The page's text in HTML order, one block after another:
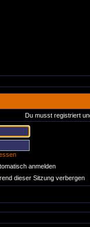
Du musst registriert
anmelden
dieser Sitzung verbergen